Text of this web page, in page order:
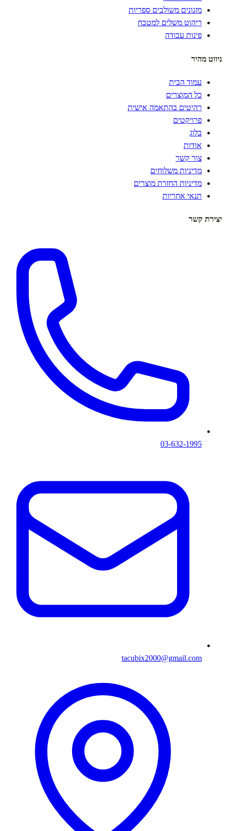
מזנונים משולבים ספריות
ריהוט משלים למטבח
פינות עבודה
ניווט מהיר
עמוד הבית
כל המוצרים
רהיטים בהתאמה אישית
פרויקטים
בלוג
אודות
צור קשר
מדיניות משלוחים
מדיניות החזרת מוצרים
תנאי אחריות
יצירת קשר
03-632-1995
tacubix2000@gmail.com